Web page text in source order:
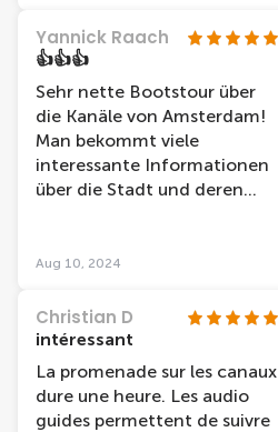
Yannick Raach
👍👍👍
Sehr nette Bootstour über
die Kanäle von Amsterdam!
Man bekommt viele
interessante Informationen
über die Stadt und deren
Aug 10, 2024
Christian D
intéressant
La promenade sur les canaux
dure une heure. Les audio
guides permettent de suivre